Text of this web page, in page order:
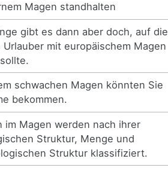
Magen standhalten
gibt es dann aber doch, auf die
Urlauber mit europäischem Magen
schwachen Magen könnten Sie
bekommen.
im Magen werden nach ihrer
Struktur, Menge und
Struktur klassifiziert.